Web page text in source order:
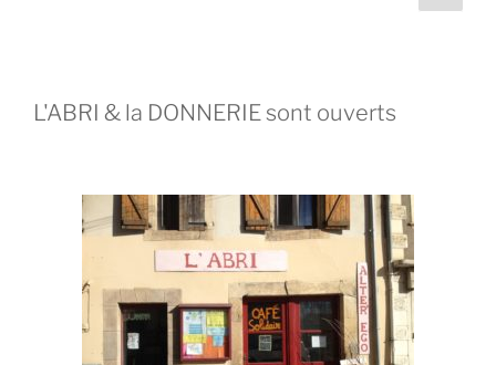
L'ABRI & la DONNERIE sont ouverts